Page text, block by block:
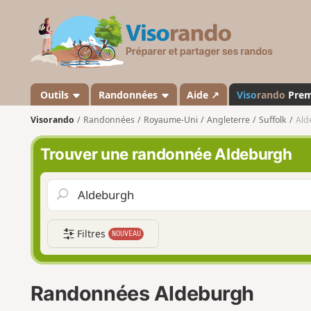
s
a
n
d
o
Outils Randonnées Aide ↗ Visorando
Visorando Randonnées Royaume-Uni Angleterre Suffolk
Trouver une randonnée Aldeburgh
Filtres NOUVEAU
Randonnées Aldeburgh